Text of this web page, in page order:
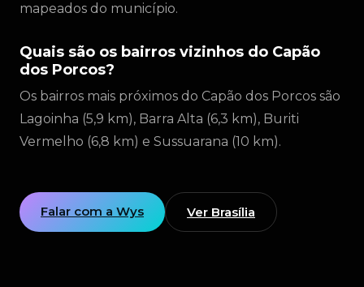
mapeados do município.
Quais são os bairros vizinhos do Capão
dos Porcos?
Os bairros mais próximos do Capão dos Porcos são
Lagoinha (5,9 km), Barra Alta (6,3 km), Buriti
Vermelho (6,8 km) e Sussuarana (10 km).
Falar com a Wys Ver Brasília